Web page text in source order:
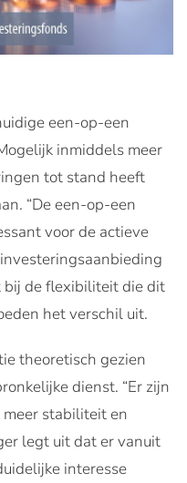
een-op-een
inmiddels meer
tot stand heeft
“De een-op-een
voor de actieve
bij de flexibiliteit die dit
het verschil uit.
theoretisch gezien
dienst. “Er zijn
stabiliteit en
legt uit dat er vanuit
interesse